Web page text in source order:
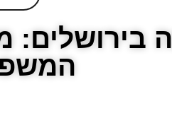
בירושלים: